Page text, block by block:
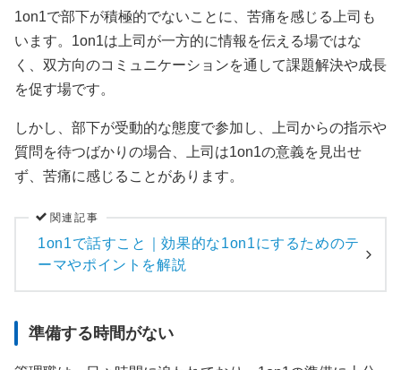
1on1で部下が積極的でないことに、苦痛を感じる上司も
います。1on1は上司が一方的に情報を伝える場ではな
く、双方向のコミュニケーションを通して課題解決や成長
を促す場です。
しかし、部下が受動的な態度で参加し、上司からの指示や
質問を待つばかりの場合、上司は1on1の意義を見出せ
ず、苦痛に感じることがあります。
関連記事
1on1で話すこと｜効果的な1on1にするためのテ
ーマやポイントを解説
準備する時間がない